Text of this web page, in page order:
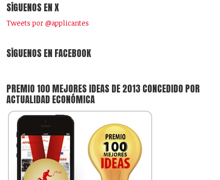
SÍGUENOS EN X
Tweets por @applicantes
SÍGUENOS EN FACEBOOK
PREMIO 100 MEJORES IDEAS DE 2013 CONCEDIDO POR
ACTUALIDAD ECONÓMICA